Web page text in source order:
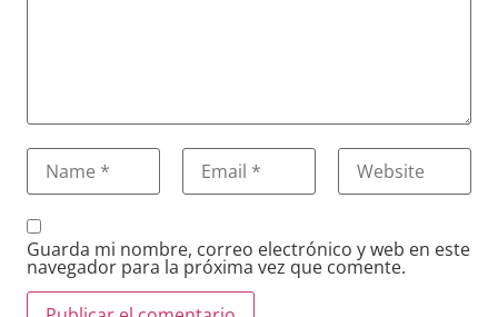
Guarda mi nombre, correo electrónico y web en este
navegador para la próxima vez que comente.